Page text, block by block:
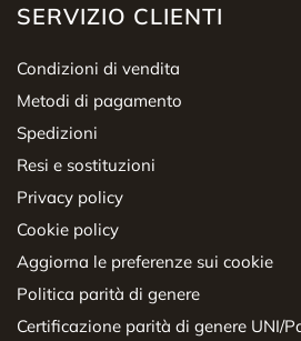
SERVIZIO CLIENTI
Condizioni di vendita
Metodi di pagamento
Spedizioni
Resi e sostituzioni
Privacy policy
Cookie policy
Aggiorna le preferenze sui cookie
Politica parità di genere
Certificazione parità di genere UNI/